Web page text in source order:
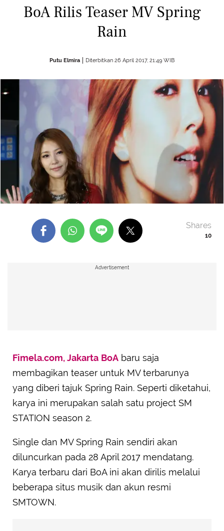
BoA Rilis Teaser MV Spring
Rain
Putu Elmira Diterbitkan 26 April 2017, 21:49 WIB
10
Shares
Advertisement
Fimela.com, Jakarta BoA baru saja
membagikan teaser untuk MV terbarunya
yang diberi tajuk Spring Rain. Seperti diketahui,
karya ini merupakan salah satu project SM
STATION season 2.
Single dan MV Spring Rain sendiri akan
diluncurkan pada 28 April 2017 mendatang.
Karya terbaru dari BoA ini akan dirilis melalui
beberapa situs musik dan akun resmi
SMTOWN.